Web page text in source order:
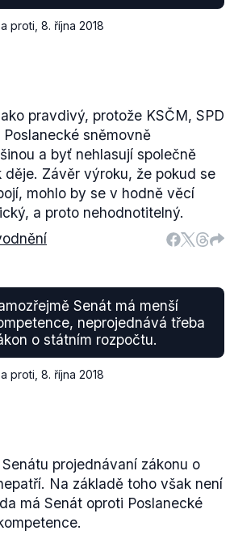
proti 8. října 2018
pravdivý, protože KSČM, SPD
sněmovně
a byť nehlasují společně
Závěr výroku, že pokud se
mohlo by se v hodně věcí
a proto nehodnotitelný.
Senát má menší
neprojednává třeba
o státním rozpočtu.
proti 8. října 2018
projednávaní zákonu o
Na základě toho však není
má Senát oproti Poslanecké